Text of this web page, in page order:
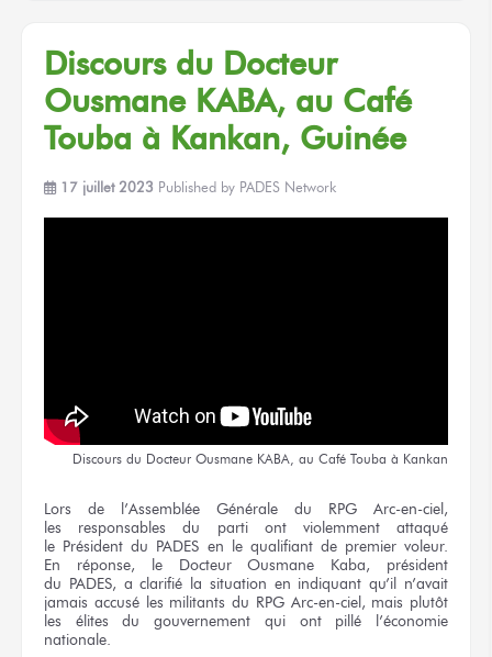
Discours du Docteur
Ousmane KABA, au Café
Touba à Kankan, Guinée
17 juillet 2023 Published by PADES Network
Discours du Docteur Ousmane KABA, au Café Touba à Kankan
Lors de l’Assemblée Générale du RPG Arc-en-ciel,
les responsables
du partiont violemment attaqué
le Président du PADES en le qualifiant de premiervoleur.
En réponse,
le Docteur Ousmane Kaba, président
du PADES, a clarifié la situation en indiquant qu’il n’avait
jamais accusé les militants du RPGArc-en-ciel, mais plutôt
les élites
du gouvernement qui ont pillé l’économie
nationale.